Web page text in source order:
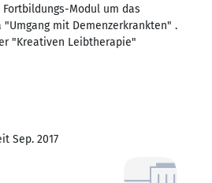
Modul um das
"Umgang mit Demenzerkrankten" .
"Kreativen Leibtherapie"
Sep. 2017